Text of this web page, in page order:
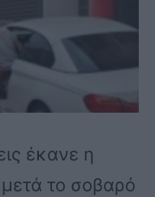
έκανε η
το σοβαρό